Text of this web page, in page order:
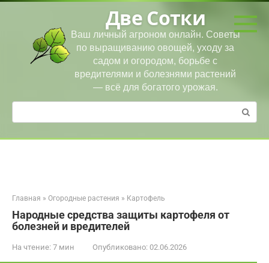
Перейти
Две Сотки
Ваш личный агроном онлайн. Советы
по выращиванию овощей, уходу за
садом и огородом, борьбе с
вредителями и болезнями растений
— всё для богатого урожая.
Поиск:
Главная » Огородные растения » Картофель
Народные средства защиты картофеля от
болезней и вредителей
На чтение: 7 мин Опубликовано: 02.06.2026